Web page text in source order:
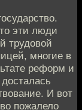
эти люди
трудовой
многие в
реформ и
И вот
пожалело